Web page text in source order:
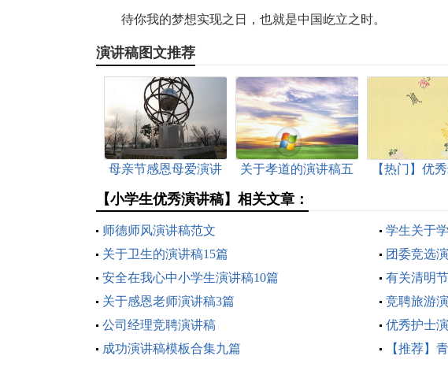
待你我的梦想实现之日，也就是中国屹立之时。
演讲稿图文推荐
母亲节感恩母爱演讲
关于孝道的演讲稿五
【热门】优
【小学生优秀演讲稿】相关文章：
师德师风演讲稿范文
学生关于
关于卫生的演讲稿15篇
团委竞选
安全在我心中小学生演讲稿10篇
有关清明
关于感恩老师演讲稿3篇
竞聘旅游
公司经理竞聘演讲稿
优秀护士
成功演讲稿模板合集九篇
【推荐】